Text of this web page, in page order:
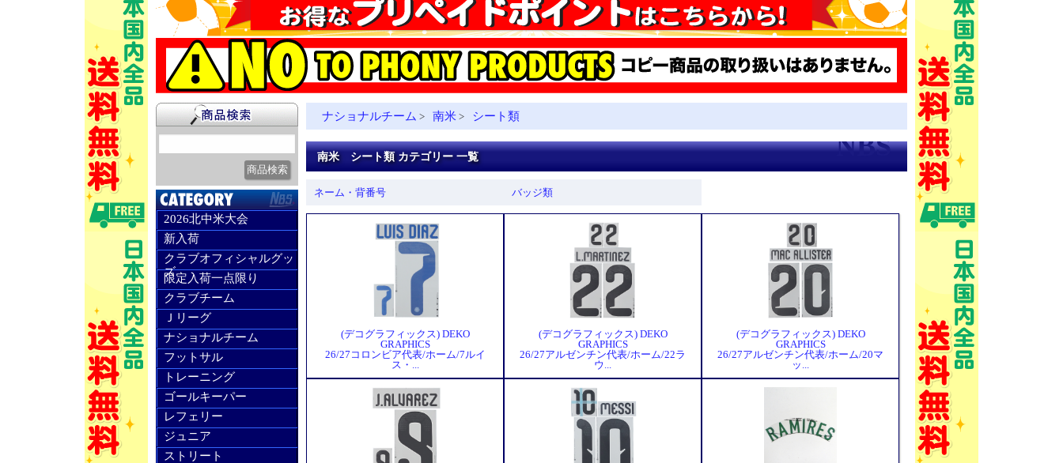
2026北中米大会
新入荷
クラブオフィシャルグッ
ズ
限定入荷一点限り
クラブチーム
Ｊリーグ
ナショナルチーム
フットサル
トレーニング
ゴールキーパー
レフェリー
ジュニア
ストリート
ナショナルチーム > 南米 > シート類
南米 シート類 カテゴリー 一覧
ネーム・背番号 バッジ類
(デコグラフィックス) DEKO
GRAPHICS
26/27コロンビア代表/ホーム/7ルイ
ス・...
(デコグラフィックス) DEKO
GRAPHICS
26/27アルゼンチン代表/ホーム/22ラ
ウ...
(デコグラフィックス) DEKO
GRAPHICS
26/27アルゼンチン代表/ホーム/20マ
ッ...